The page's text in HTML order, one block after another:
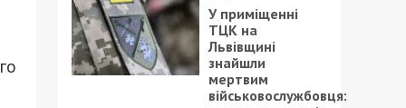
У приміщенні
ТЦК на
Львівщині
знайшли
мертвим
військовослужбовця: